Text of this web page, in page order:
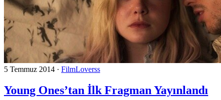
5 Temmuz 2014 · FilmLoverss
Young Ones’tan İlk Fragman Yayınlandı